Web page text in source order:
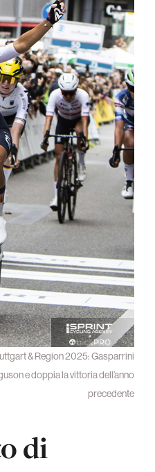
& Region 2025: Gasparrini
e doppia la vittoria dell’anno
precedente
di